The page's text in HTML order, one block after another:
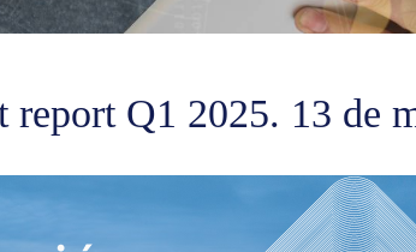
report Q1 2025. 13 de